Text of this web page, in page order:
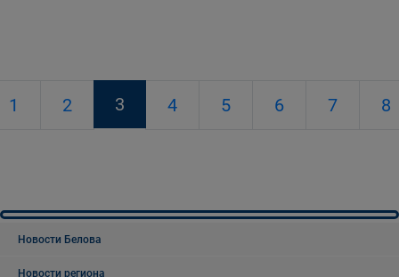
1 2 3 4 5 6 7 8
Новости Белова
Новости региона